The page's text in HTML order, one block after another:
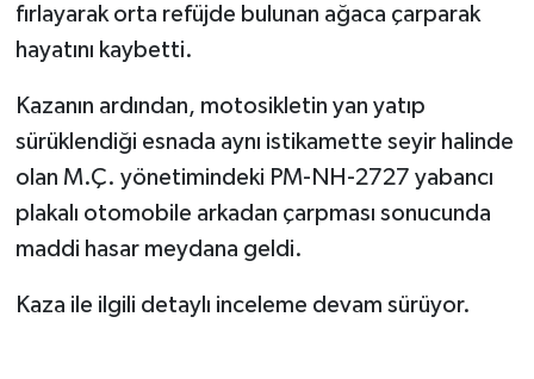
fırlayarak orta refüjde bulunan ağaca çarparak
hayatını kaybetti.
Kazanın ardından, motosikletin yan yatıp
sürüklendiği esnada aynı istikamette seyir halinde
olan M.Ç. yönetimindeki PM-NH-2727 yabancı
plakalı otomobile arkadan çarpması sonucunda
maddi hasar meydana geldi.
Kaza ile ilgili detaylı inceleme devam sürüyor.